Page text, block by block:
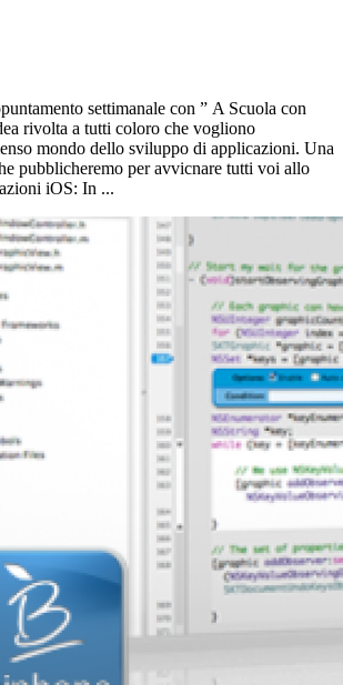
settimanale con ” A Scuola con
rivolta a tutti coloro che vogliono
mondo dello sviluppo di applicazioni. Una
pubblicheremo per avvicnare tutti voi allo
iOS: In ...